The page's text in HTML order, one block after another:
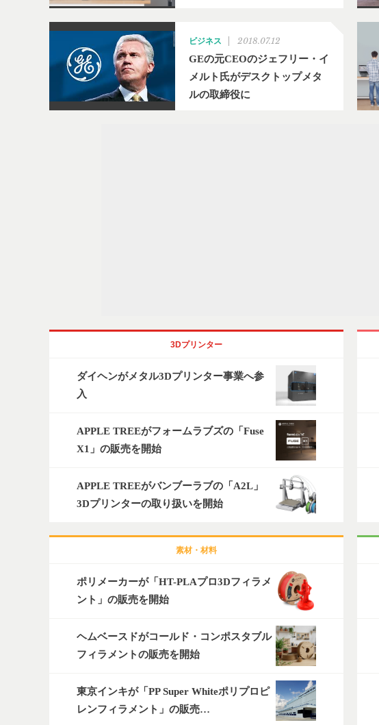
ビジネス 2018.07.12
GEの元CEOのジェフリー・イ
メルト氏がデスクトップメタ
ルの取締役に
3Dプリンター
ダイヘンがメタル3Dプリンター事業へ参
入
APPLE TREEがフォームラブズの「Fuse
X1」の販売を開始
APPLE TREEがバンブーラブの「A2L」
3Dプリンターの取り扱いを開始
素材・材料
ポリメーカーが「HT-PLAプロ3Dフィラメ
ント」の販売を開始
ヘムベースドがコールド・コンポスタブル
フィラメントの販売を開始
東京インキが「PP Super Whiteポリプロピ
レンフィラメント」の販売…